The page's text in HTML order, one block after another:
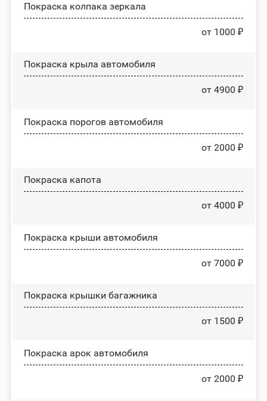
Покраска колпака зеркала
от 1000 ₽
Покраска крыла автомобиля
от 4900 ₽
Покраска порогов автомобиля
от 2000 ₽
Покраска капота
от 4000 ₽
Покраска крыши автомобиля
от 7000 ₽
Покраска крышки багажника
от 1500 ₽
Покраска арок автомобиля
от 2000 ₽